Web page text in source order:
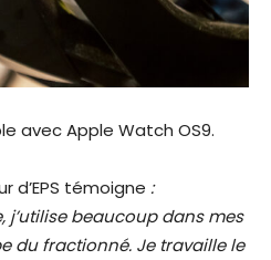
avec Apple Watch OS9.
d’EPS témoigne :
j’utilise beaucoup dans mes
du fractionné. Je travaille le